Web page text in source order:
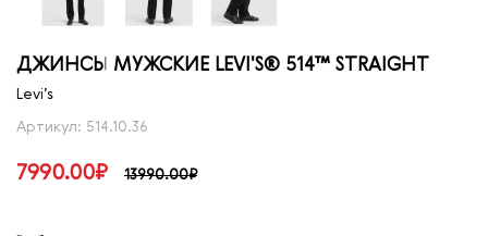
ДЖИНСЫ МУЖСКИЕ LEVI'S® 514™ STRAIGHT
Levi’s
Артикул: 514.10.36
7990.00₽ 13990.00₽